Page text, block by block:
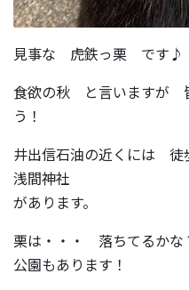
見事な 虎鉄っ栗 です♪
食欲の秋 と言いますが
う！
井出信石油の近くには
浅間神社
があります。
栗は・・・ 落ちてるか
公園もあります！